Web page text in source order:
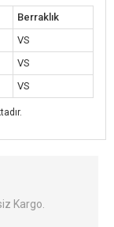
Berraklık
VS
VS
VS
Kargo.